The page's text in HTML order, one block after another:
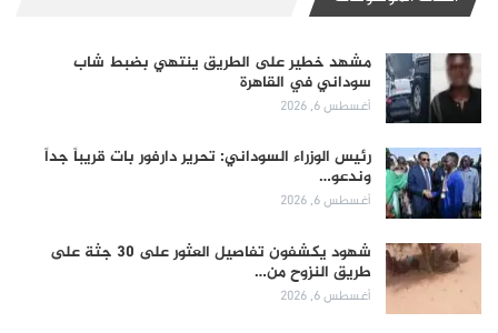
مشهد خطير على الطريق ينتهي بضبط شاب
سوداني في القاهرة
أغسطس 6, 2026
رئيس الوزراء السوداني: تحرير دارفور بات قريباً جداً
وندعو…
أغسطس 6, 2026
شهود يكشفون تفاصيل العثور على 30 جثة على
طريق النزوح من…
أغسطس 6, 2026